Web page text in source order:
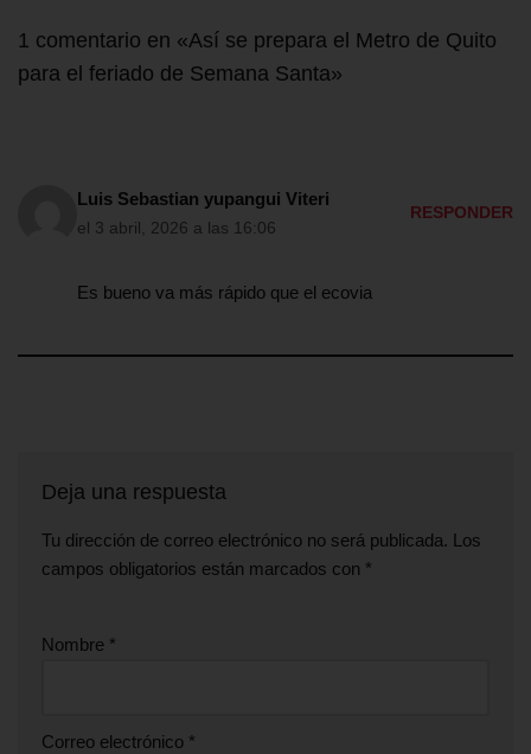
1 comentario en «Así se prepara el Metro de Quito
para el feriado de Semana Santa»
Luis Sebastian yupangui Viteri
el 3 abril, 2026 a las 16:06
RESPONDER
Es bueno va más rápido que el ecovia
Deja una respuesta
Tu dirección de correo electrónico no será publicada. Los
campos obligatorios están marcados con *
Nombre *
Correo electrónico *